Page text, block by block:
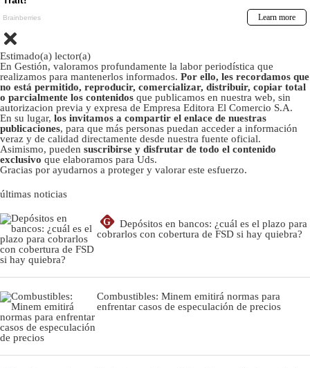
Estimado(a) lector(a)
En Gestión, valoramos profundamente la labor periodística que
realizamos para mantenerlos informados. Por ello, les recordamos que
no está permitido, reproducir, comercializar, distribuir, copiar total
o parcialmente los contenidos que publicamos en nuestra web, sin
autorizacion previa y expresa de Empresa Editora El Comercio S.A.
En su lugar, los invitamos a compartir el enlace de nuestras
publicaciones, para que más personas puedan acceder a información
veraz y de calidad directamente desde nuestra fuente oficial.
Asimismo, pueden suscribirse y disfrutar de todo el contenido
exclusivo que elaboramos para Uds.
Gracias por ayudarnos a proteger y valorar este esfuerzo.
últimas noticias
G
Depósitos en bancos: ¿cuál es el plazo para
cobrarlos con cobertura de FSD si hay quiebra?
Combustibles: Minem emitirá normas para
enfrentar casos de especulación de precios